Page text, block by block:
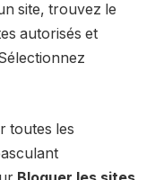
site, trouvez le
autorisés et
toutes les